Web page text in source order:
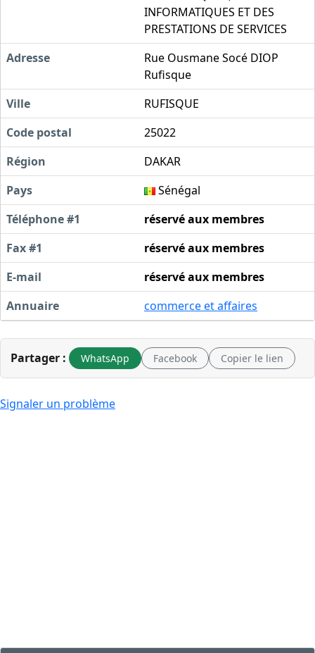
INFORMATIQUES ET DES
PRESTATIONS DE SERVICES
Adresse
Rue Ousmane Socé DIOP
Rufisque
Ville
RUFISQUE
Code postal
25022
Région
DAKAR
Pays
Sénégal
Téléphone #1
réservé aux membres
Fax #1
réservé aux membres
E-mail
réservé aux membres
Annuaire
commerce et affaires
Partager : WhatsApp Facebook Copier le lien
Signaler un problème